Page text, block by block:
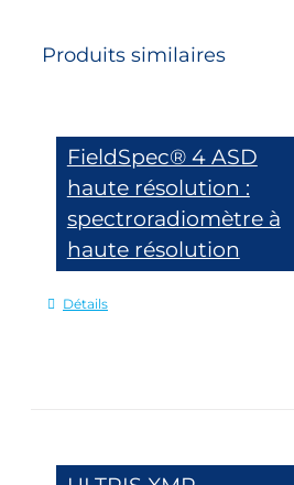
Produits similaires
FieldSpec® 4 ASD
haute résolution :
spectroradiomètre à
haute résolution
Détails